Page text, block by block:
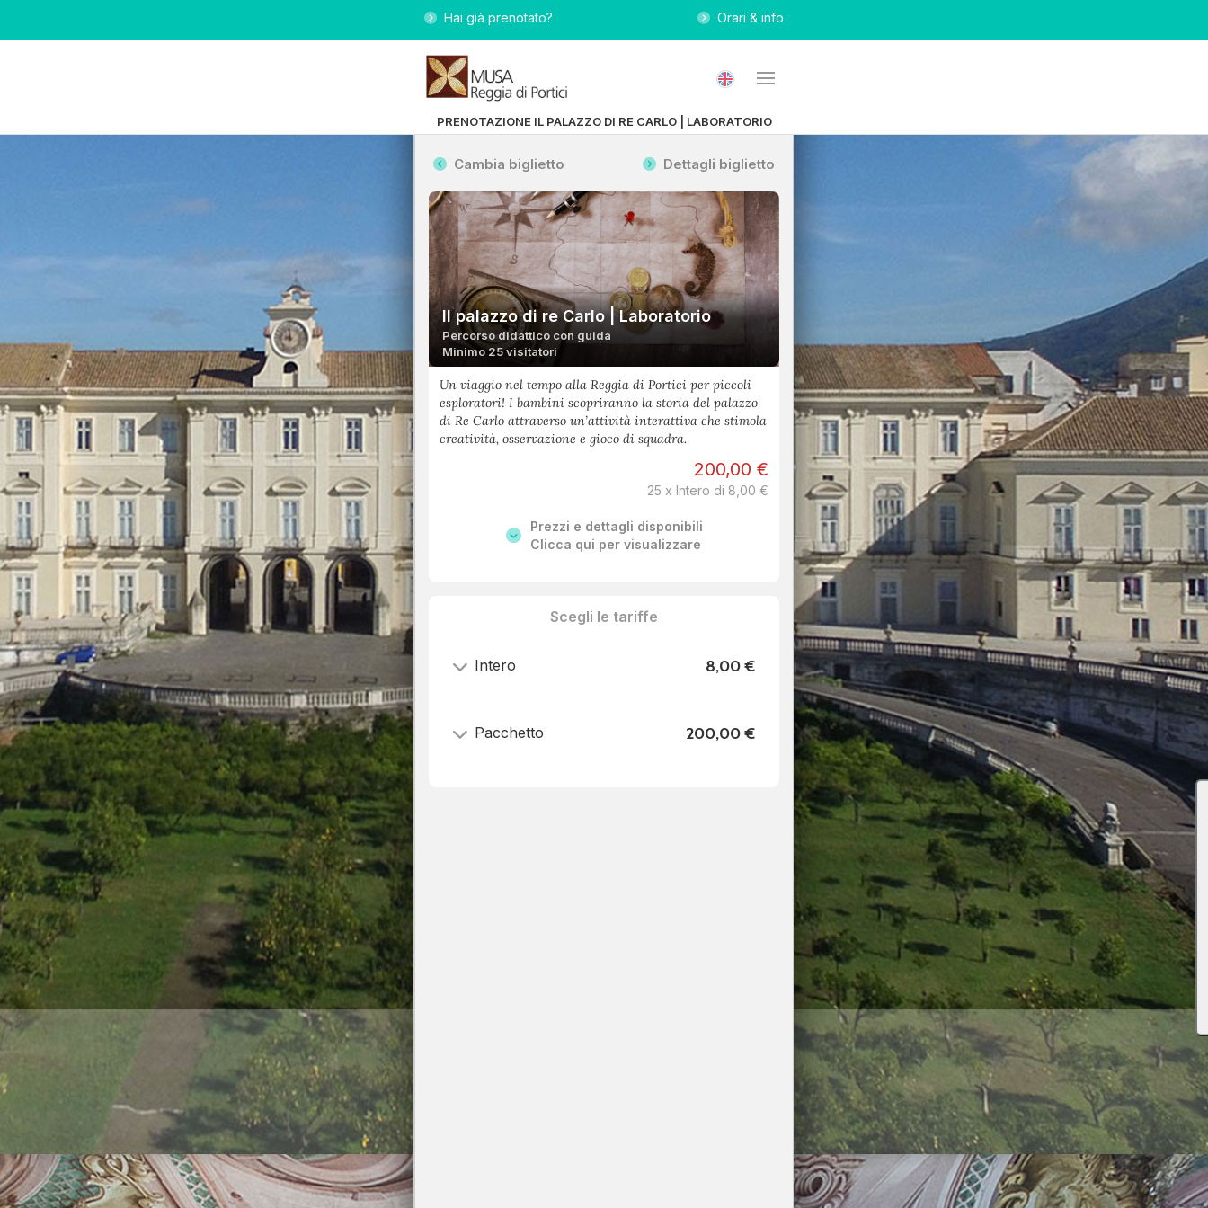
Hai già prenotato? Orari & info
PRENOTAZIONE IL PALAZZO DI RE CARLO | LABORATORIO
Cambia biglietto Dettagli biglietto
Il palazzo di re Carlo | Laboratorio
Percorso didattico con guida
Minimo 25 visitatori
Un viaggio nel tempo alla Reggia di Portici per piccoli
esploratori! I bambini scopriranno la storia del palazzo
di Re Carlo attraverso un’attività interattiva che stimola
creatività, osservazione e gioco di squadra.
200,00 €
25 x Intero di 8,00 €
Prezzi e dettagli disponibili
Clicca qui per visualizzare
Scegli le tariffe
Intero 8,00 €
Pacchetto 200,00 €